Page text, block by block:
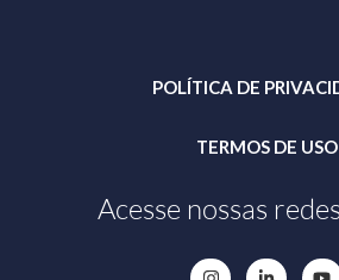
POLÍTICA DE
TERMOS DE USO
Acesse nossas